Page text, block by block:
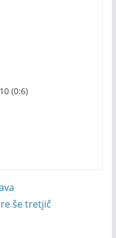
(0:6)
še tretjič